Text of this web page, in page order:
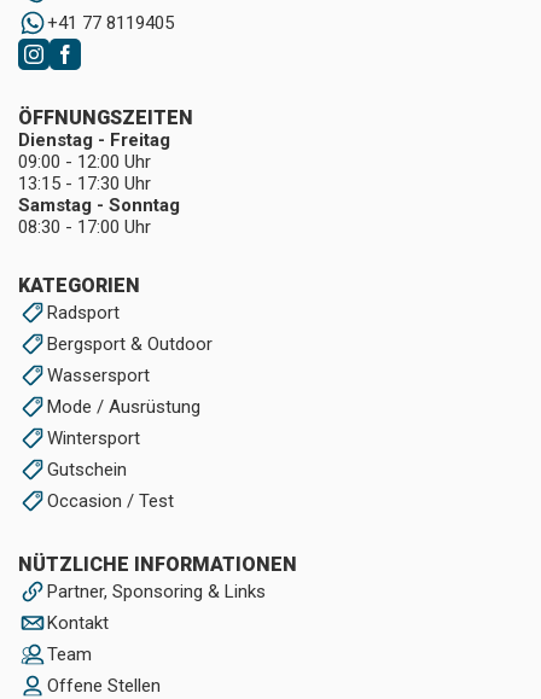
+41 77 8119405
KATEGORIEN
Radsport
Bergsport & Outdoor
Wassersport
Mode / Ausrüstung
Wintersport
Gutschein
Occasion / Test
NÜTZLICHE INFORMATIONEN
Partner, Sponsoring & Links
Kontakt
Team
Offene Stellen
ÖFFNUNGSZEITEN
Dienstag - Freitag
09:00 - 12:00 Uhr
13:15 - 17:30 Uhr
Samstag - Sonntag
08:30 - 17:00 Uhr